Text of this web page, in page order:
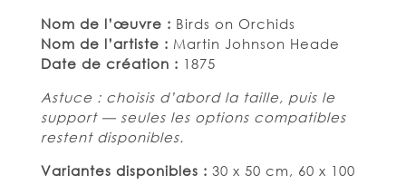
Nom de l’œuvre : Birds on Orchids
Nom de l’artiste : Martin Johnson Heade
Date de création : 1875
Astuce : choisis d’abord la taille, puis le
support — seules les options compatibles
restent disponibles.
Variantes disponibles : 30 x 50 cm, 60 x 100